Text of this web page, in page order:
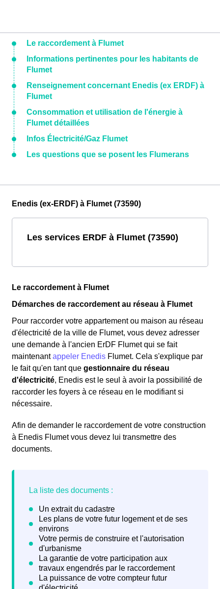
Le raccordement à Flumet
Informations pertinentes pour les habitants de
Flumet
Renseignement concernant Enedis (ex ERDF) à
Flumet
Consommation et utilisation de l'énergie à
Flumet détaillées
Infos Électricité/Gaz Flumet
Les questions que se posent les Flumerans
Enedis (ex-ERDF) à Flumet (73590)
Les services ERDF à Flumet (73590)
Le raccordement à Flumet
Démarches de raccordement au réseau à Flumet
Pour raccorder votre appartement ou maison au réseau
d'électricité de la ville de Flumet, vous devez adresser
une demande à l'ancien ErDF Flumet qui se fait
maintenantappeler Enedis Flumet. Cela s'explique par
le fait qu'en tant que gestionnaire du réseau
d'électricité, Enedis est le seul à avoir la possibilité de
raccorder les foyers à ce réseau en le modifiant si
nécessaire.
Afin de demander le raccordement de votre construction
à Enedis Flumet vous devez lui transmettre des
documents.